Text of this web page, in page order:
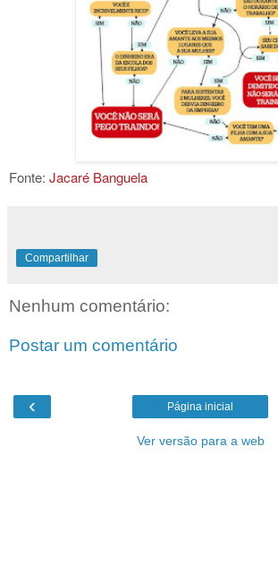
Fonte: Jacaré Banguela
Compartilhar
Nenhum comentário:
Postar um comentário
‹ Página inicial
Ver versão para a web